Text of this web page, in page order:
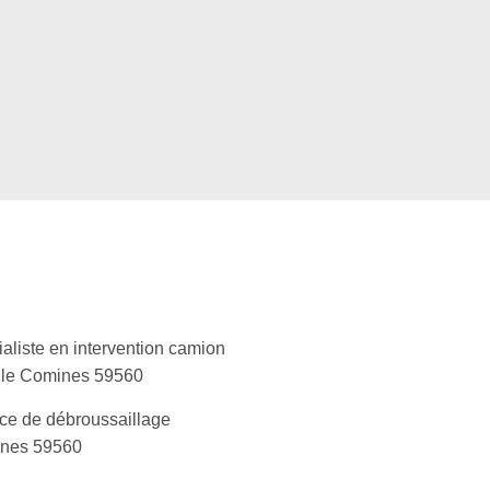
en intervention camion
Comines 59560
de débroussaillage
59560